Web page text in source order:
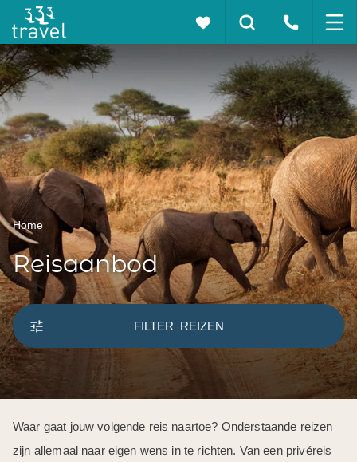
Home
Reisaanbod
FILTER REIZEN
Waar gaat jouw volgende reis naartoe? Onderstaande reizen
zijn allemaal naar eigen wens in te richten. Van een privéreis